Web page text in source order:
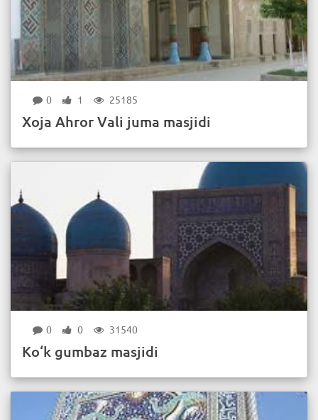
0 1 25185
Xoja Ahror Vali juma masjidi
0 0 31540
Ko‘k gumbaz masjidi